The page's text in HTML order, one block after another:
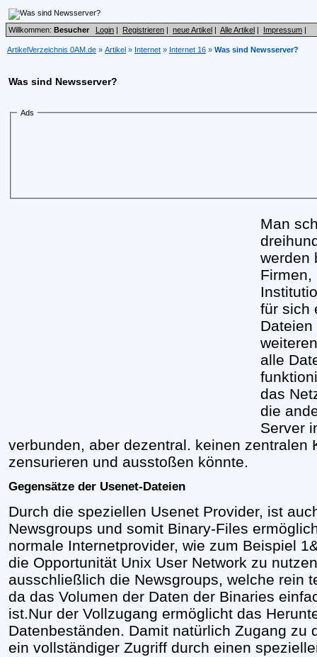
Willkommen: Besucher Login | Registrieren | neue Artikel | Alle Artikel | Impressum |
ArtikelVerzeichnis 0AM.de » Artikel » Internet » Internet 16 » Was sind Newsserver?
Was sind Newsserver?
Ads
Man
werden
Firmen,
für sich
alle
das
die
Server
verbunden, aber dezentral. keinen zentralen
zensurieren und ausstoßen könnte.
Gegensätze der Usenet-Dateien
Durch die speziellen Usenet Provider, ist
Newsgroups und somit Binary-Files
normale Internetprovider, wie zum Beispiel
die Opportunität Unix User Network zu
ausschließlich die Newsgroups, welche rein
da das Volumen der Daten der Binaries
ist.Nur der Vollzugang ermöglicht das
Datenbeständen. Damit natürlich Zugang zu
ein vollständiger Zugriff durch einen